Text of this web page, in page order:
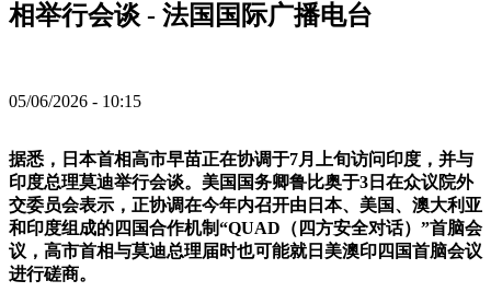
相举行会谈 - 法国国际广播电台
05/06/2026 - 10:15
据悉，日本首相高市早苗正在协调于7月上旬访问印度，并与
印度总理莫迪举行会谈。美国国务卿鲁比奥于3日在众议院外
交委员会表示，正协调在今年内召开由日本、美国、澳大利亚
和印度组成的四国合作机制“QUAD（四方安全对话）”首脑会
议，高市首相与莫迪总理届时也可能就日美澳印四国首脑会议
进行磋商。